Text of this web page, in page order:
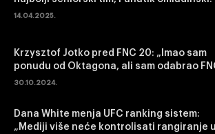
14.04.2025.
Krzysztof Jotko pred FNC 20: „Imao sam
ponudu od Oktagona, ali sam odabrao
30.10.2024.
Dana White menja UFC ranking sistem:
„Mediji više neće kontrolisati rangiranje u